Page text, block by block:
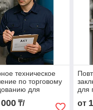
техническое
по торговому
для
₸/
для
от